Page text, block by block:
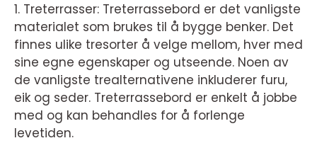
1. Treterrasser: Treterrassebord er det vanligste
materialet som brukes til å bygge benker. Det
finnes ulike tresorter å velge mellom, hver med
sine egne egenskaper og utseende. Noen av
de vanligste trealternativene inkluderer furu,
eik og seder. Treterrassebord er enkelt å jobbe
med og kan behandles for å forlenge
levetiden.